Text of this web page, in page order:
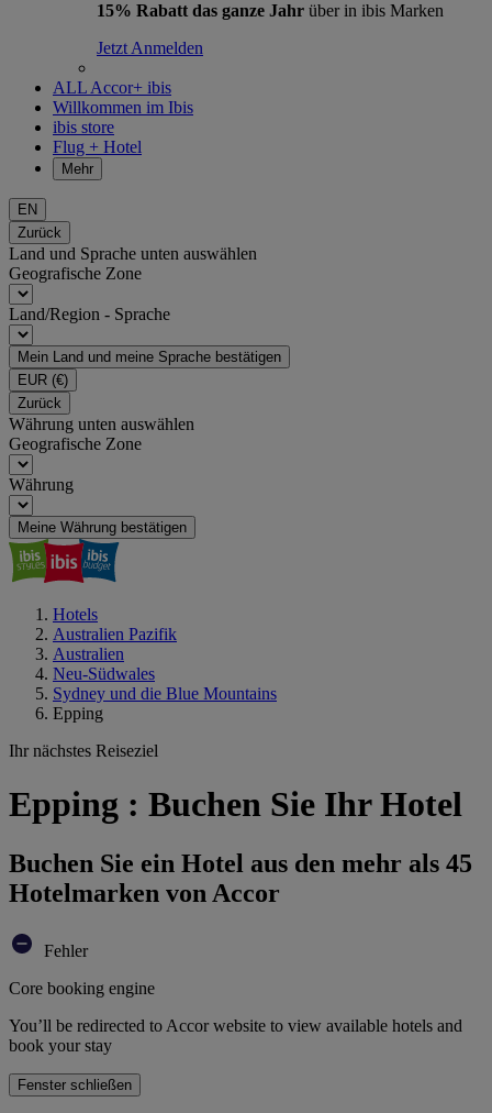
15% Rabatt das ganze Jahr über in ibis Marken
Jetzt Anmelden
ALL Accor+ ibis
Willkommen im Ibis
ibis store
Flug + Hotel
Mehr
EN
Zurück
Land und Sprache unten auswählen
Geografische Zone
Land/Region - Sprache
Mein Land und meine Sprache bestätigen
EUR (€)
Zurück
Währung unten auswählen
Geografische Zone
Währung
Meine Währung bestätigen
Hotels
Australien Pazifik
Australien
Neu-Südwales
Sydney und die Blue Mountains
Epping
Ihr nächstes Reiseziel
Epping : Buchen Sie Ihr Hotel
Buchen Sie ein Hotel aus den mehr als 45
Hotelmarken von Accor
Fehler
Core booking engine
You’ll be redirected to Accor website to view available hotels and
book your stay
Fenster schließen